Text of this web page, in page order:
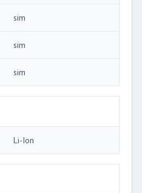
sim
sim
sim
Li-Ion